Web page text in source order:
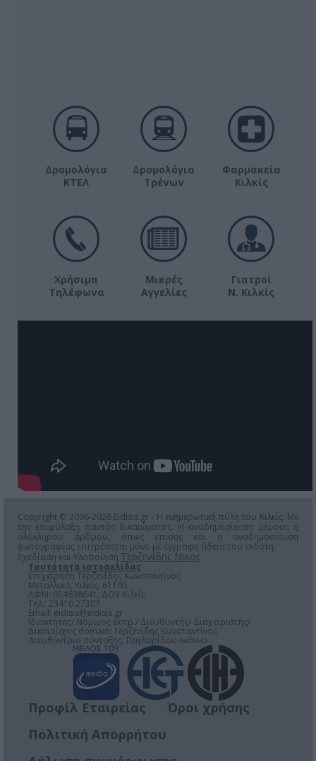
Δρομολόγια
ΚΤΕΛ
Δρομολόγια
Τρένων
Φαρμακεία
Κιλκίς
Χρήσιμα
Τηλέφωνα
Μικρές
Αγγελίες
Γιατροί
Ν. Κιλκίς
Copyright © 2006-2026 Eidisis.gr - Η ενημερωτική πύλη του Κιλκίς. Με
την επιφύλαξη παντός δικαιώματος. Η αναδημοσίευση μέρους ή
ολόκληρου άρθρου, όπως επίσης και η αναδημοσίευση
φωτογραφίας επιτρέπεται μόνο μέ έγγραφη άδεια του εκδότη.
Σχεδίαση και Υλοποίηση Τερζενίδης Νικος
Ταυτότητα ιστοσελίδας
Επιχείρηση Τερζενίδης Κωνσταντίνος
Μεταλλικό, Κιλκίς, 61100
ΑΦΜ: 024638641, ΔΟΥ Κιλκίς
Τηλ.: 23410 27307
Email: eidisis@eidisis.gr
Ιδιοκτήτης/ Νόμιμος εκπρ./ Διευθυντής/ Διαχειριστής/
Δικαιούχος domain: Τερζενίδης Κωνσταντίνος
Διευθύντρια σύνταξης: Παγλαρίδου Ιωάννα
Προφίλ Εταιρείας
Όροι χρήσης
Πολιτική Απορρήτου